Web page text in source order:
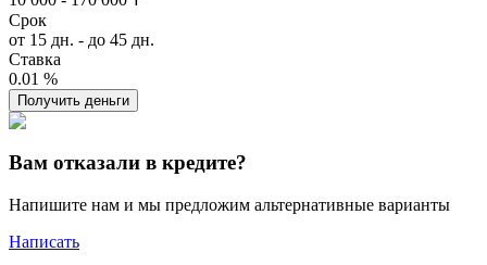
Срок
от 15 дн. - до 45 дн.
Ставка
0.01 %
Получить деньги
Вам отказали в кредите?
Напишите нам и мы предложим альтернативные варианты
Написать